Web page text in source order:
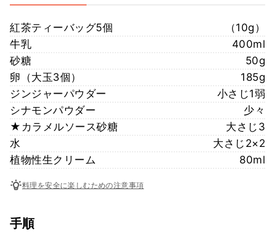
紅茶ティーバッグ5個
（10g）
牛乳
400ml
砂糖
50g
卵（大玉3個）
185g
ジンジャーパウダー
小さじ1弱
シナモンパウダー
少々
★カラメルソース砂糖
大さじ3
水
大さじ2×2
植物性生クリーム
80ml
料理を安全に楽しむための注意事項
手順